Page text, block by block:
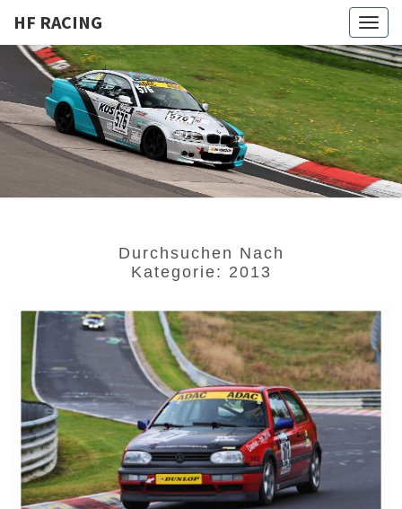
HF RACING
HF
RACING
Privates
Motorsportprojekt
Von Sven
Hoffmann & Team
Durchsuchen Nach
Kategorie: 2013